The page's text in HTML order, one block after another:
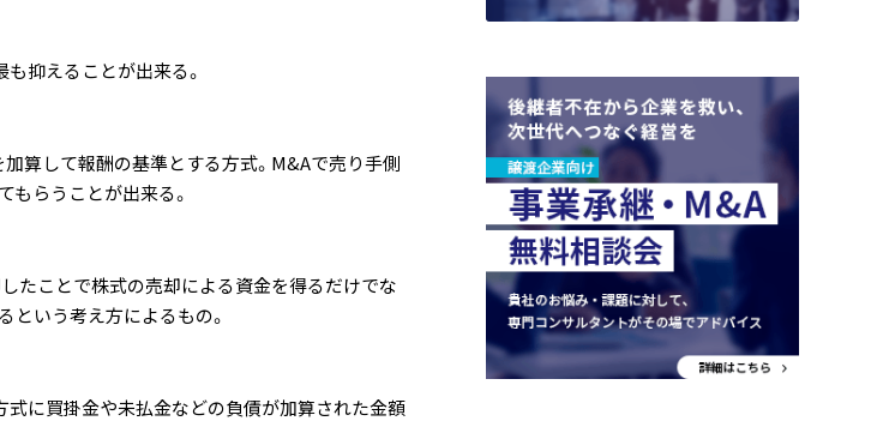
抑えることが出来る。
算して報酬の基準とする方式。M&Aで売り手側
もらうことが出来る。
たことで株式の売却による資金を得るだけでな
という考え方によるもの。
に買掛金や未払金などの負債が加算された金額